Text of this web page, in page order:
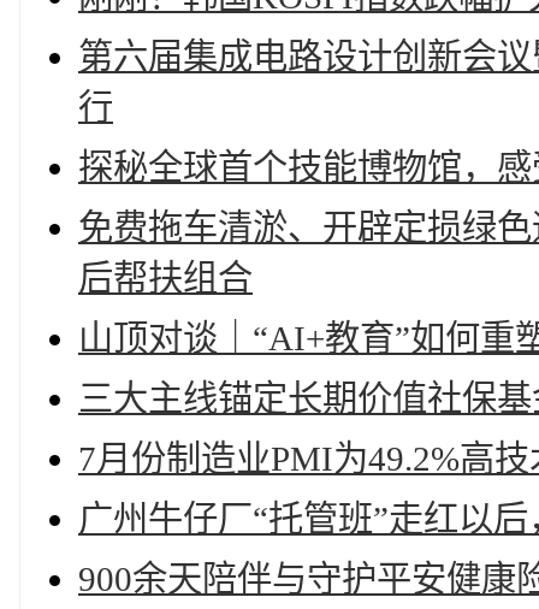
第六届集成电路设计创新会
行
探秘全球首个技能博物馆，
免费拖车清淤、开辟定损绿
后帮扶组合
山顶对谈｜“AI+教育”如何重
三大主线锚定长期价值社保
7月份制造业PMI为49.2%高
广州牛仔厂“托管班”走红以
900余天陪伴与守护平安健康